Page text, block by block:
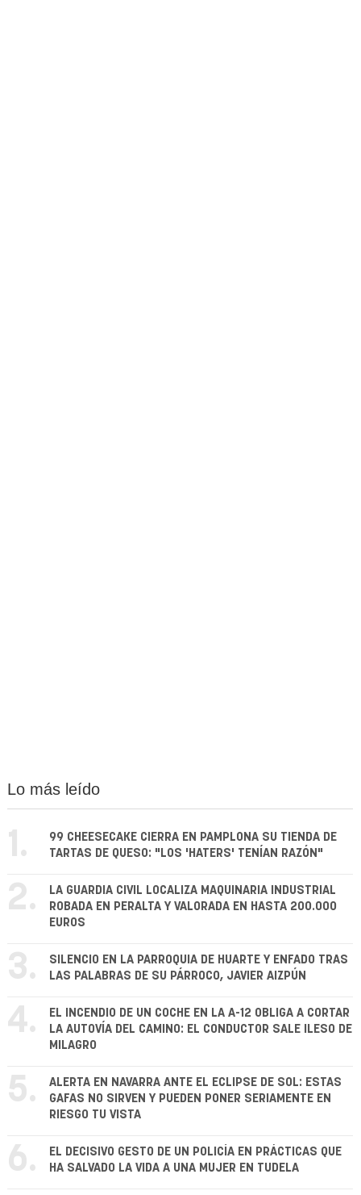
Lo más leído
1.
99 CHEESECAKE CIERRA EN PAMPLONA SU TIENDA DE
TARTAS DE QUESO: "LOS 'HATERS' TENÍAN RAZÓN"
2.
LA GUARDIA CIVIL LOCALIZA MAQUINARIA INDUSTRIAL
ROBADA EN PERALTA Y VALORADA EN HASTA 200.000
EUROS
3.
SILENCIO EN LA PARROQUIA DE HUARTE Y ENFADO TRAS
LAS PALABRAS DE SU PÁRROCO, JAVIER AIZPÚN
4.
EL INCENDIO DE UN COCHE EN LA A-12 OBLIGA A CORTAR
LA AUTOVÍA DEL CAMINO: EL CONDUCTOR SALE ILESO DE
MILAGRO
5.
ALERTA EN NAVARRA ANTE EL ECLIPSE DE SOL: ESTAS
GAFAS NO SIRVEN Y PUEDEN PONER SERIAMENTE EN
RIESGO TU VISTA
6.
EL DECISIVO GESTO DE UN POLICÍA EN PRÁCTICAS QUE
HA SALVADO LA VIDA A UNA MUJER EN TUDELA